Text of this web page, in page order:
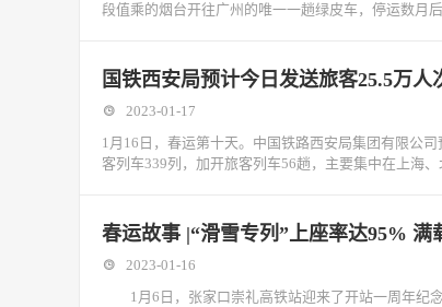
段值乘的烟台开往广州的唯一一趟绿皮车，停运数月后
国铁西安局预计今日发送旅客25.5万
2023-01-17
1月16日，春运第十天。中国铁路西安局集团有限公
客列车339列，加开旅客列车56趟，主要集中在上海、
春运故事 |“滑雪专列”上座率达95% 满
2023-01-16
1月6日，张家口崇礼高铁站迎来了开站一周年纪念